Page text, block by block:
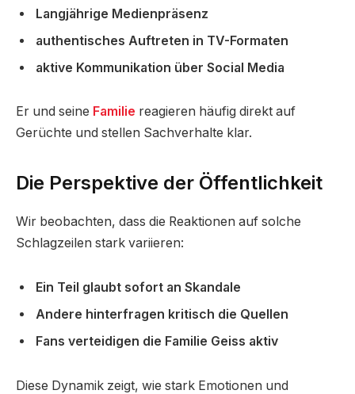
Langjährige Medienpräsenz
authentisches Auftreten in TV-Formaten
aktive Kommunikation über Social Media
Er und seine Familie reagieren häufig direkt auf
Gerüchte und stellen Sachverhalte klar.
Die Perspektive der Öffentlichkeit
Wir beobachten, dass die Reaktionen auf solche
Schlagzeilen stark variieren:
Ein Teil glaubt sofort an Skandale
Andere hinterfragen kritisch die Quellen
Fans verteidigen die Familie Geiss aktiv
Diese Dynamik zeigt, wie stark Emotionen und